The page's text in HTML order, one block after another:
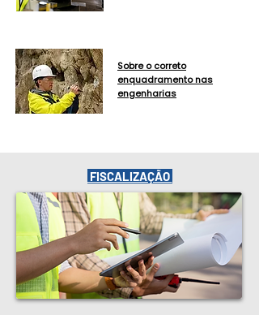
​Sobre o correto
enquadramento nas
engenharias
FISCALIZAÇÃO